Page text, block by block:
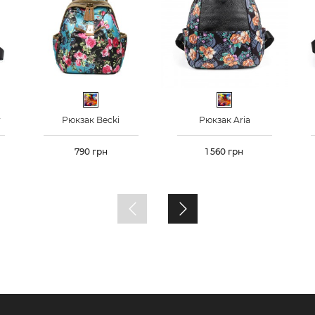
Різнокольоровий
Рюкзак Becki
Ціна
790 грн
Різнокольоровий
Рюкзак Aria
Ціна
1 560 грн